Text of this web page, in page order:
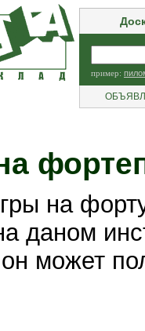
пример:
на
даном
может